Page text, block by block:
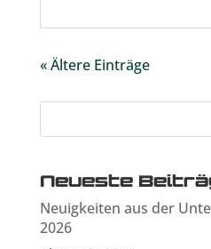
« Ältere Einträge
Neueste
Neuigkeiten aus der
2026